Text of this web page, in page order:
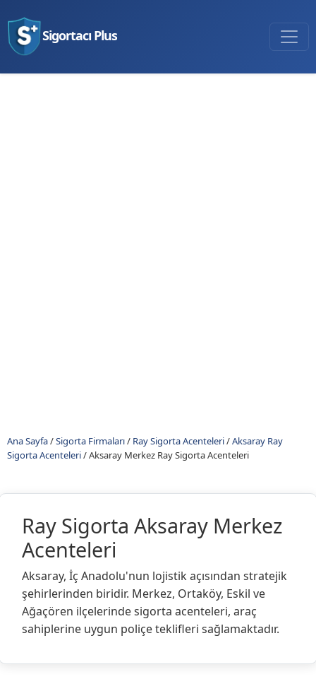
Sigortacı Plus
Ana Sayfa/Sigorta Firmaları/ Ray Sigorta Acenteleri/Aksaray Ray
Sigorta Acenteleri/Aksaray Merkez Ray Sigorta Acenteleri
Ray Sigorta Aksaray Merkez
Acenteleri
Aksaray, İç Anadolu'nun lojistik açısından stratejik
şehirlerinden biridir. Merkez, Ortaköy, Eskil ve
Ağaçören ilçelerinde sigorta acenteleri, araç
sahiplerine uygun poliçe teklifleri sağlamaktadır.